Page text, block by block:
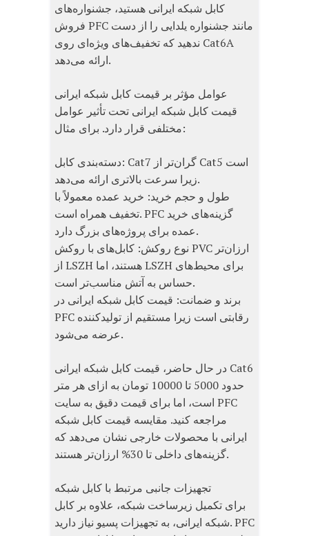
کابل شبکه ایرانی هستید، جشنواره‌های
فروش PFC مانند جشنواره یلدایی را از دست
ندهید که تخفیف‌های ویژه‌ای روی Cat6A
ارائه می‌دهد.
عوامل مؤثر بر قیمت کابل شبکه ایرانی
قیمت کابل شبکه ایرانی تحت تأثیر عوامل
مختلفی قرار دارد. برای مثال:
دسته‌بندی کابل: Cat7 گران‌تر از Cat5 است
زیرا سرعت بالاتری ارائه می‌دهد.
طول و حجم خرید: خرید عمده معمولاً با
تخفیف همراه است. PFC گزینه‌های خرید
عمده برای پروژه‌های بزرگ دارد.
نوع روکش: کابل‌های با روکش PVC ارزان‌تر
از LSZH هستند، اما LSZH برای محیط‌های
حساس به آتش مناسب‌تر است.
برند و ضمانت: قیمت کابل شبکه ایرانی در
PFC رقابتی است زیرا مستقیم از تولیدکننده
عرضه می‌شود.
در حال حاضر، قیمت کابل شبکه ایرانی Cat6
حدود 5000 تا 10000 تومان به ازای هر متر
است، اما برای قیمت دقیق به سایت PFC
مراجعه کنید. مقایسه قیمت کابل شبکه
ایرانی با محصولات خارجی نشان می‌دهد که
گزینه‌های داخلی تا 30% ارزان‌تر هستند.
تجهیزات جانبی مرتبط با کابل شبکه
برای تکمیل زیرساخت شبکه، علاوه بر کابل
شبکه ایرانی، به تجهیزات پسیو نیاز دارید. PFC